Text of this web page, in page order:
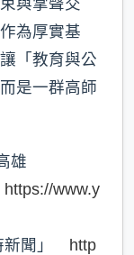
與掌聲交
為厚實基
「教育與公
是一群高師
雄
https://www.y
新聞」 http